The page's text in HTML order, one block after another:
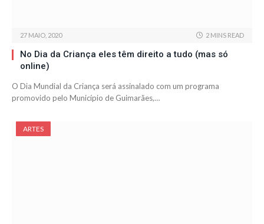
27 MAIO, 2020 2 MINS READ
No Dia da Criança eles têm direito a tudo (mas só
online)
O Dia Mundial da Criança será assinalado com um programa
promovido pelo Município de Guimarães,…
ARTES